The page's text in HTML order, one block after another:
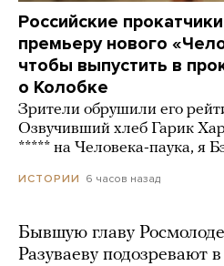
Российские
премьеру нового
чтобы выпустить в
о Колобке
Зрители обрушили его
Озвучивший хлеб Гарик
***** на Человека-паука, я
ИСТОРИИ 6 часов назад
Бывшую главу
Разуваеву подозревают